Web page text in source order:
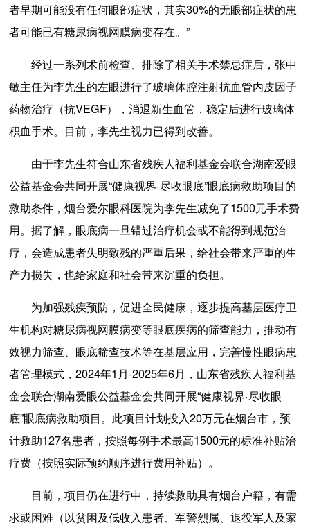
者早期可能没有任何眼部症状，其实30%的无眼部症状的患
者可能已有糖尿病视网膜病变存在。”
经过一系列术前检查、排除了相关手术禁忌症后，张中
敏主任为李先生的左眼进行了玻璃体腔注射抗血管内皮因子
药物治疗（抗VEGF），消退新生血管，稳定后进行玻璃体
积血手术。目前，李先生视力已得到改善。
由于李先生符合山东省残疾人福利基金会联合湖南爱眼
公益基金会共同开展“健康视界·尽收眼底”眼底病救助项目的
救助条件，烟台爱尔眼科医院为李先生减免了1500元手术费
用。据了解，眼底病一旦错过治疗机会或不能得到规范治
疗，会造成患者失明致残的严重后果，给社会带来严重的生
产力损失，也给家庭和社会带来沉重的负担。
为加强残疾预防，促进全民健康，逐步提高基层医疗卫
生机构对糖尿病视网膜病变等眼底疾病的筛查能力，推动有
效视力筛查、眼底筛查技术等在基层应用，完善慢性眼病患
者管理模式，2024年1月-2025年6月，山东省残疾人福利基
金会联合湖南爱眼公益基金会共同开展“健康视界·尽收眼
底”眼底病救助项目。此项目计划投入20万元在烟台市，预
计救助127名患者，按照每例手术最高1500元的标准补贴治
疗费（按照实际预约顺序进行费用补贴）。
目前，项目仍在进行中，持续救助具有烟台户籍，有需
求或困难（以贫困及低收入患者、军警烈属、退役军人及家